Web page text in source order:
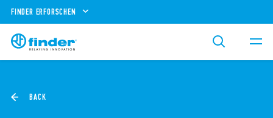
FINDER ERFORSCHEN
BACK